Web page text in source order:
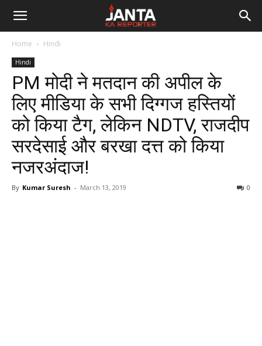
Janta
Reporter
Home Hindi
Hindi
PM मोदी ने मतदान की अपील के
लिए मीडिया के सभी दिग्गज हस्तियों
को किया टैग, लेकिन NDTV, राजदीप
सरदेसाई और बरखा दत्त को किया
नजरअंदाज!
By Kumar Suresh - March 13, 2019 0